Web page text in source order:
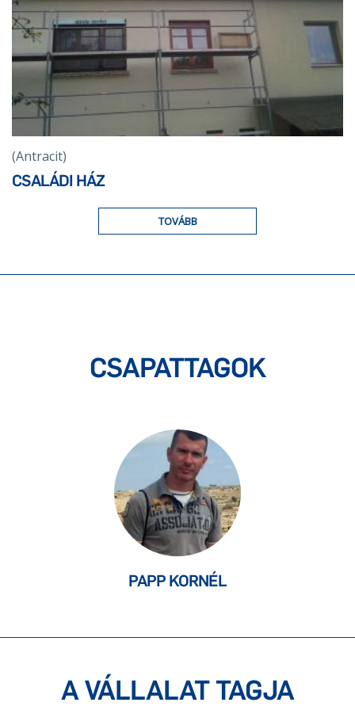
(Antracit)
CSALÁDI HÁZ
TOVÁBB
CSAPATTAGOK
PAPP KORNÉL
A VÁLLALAT TAGJA